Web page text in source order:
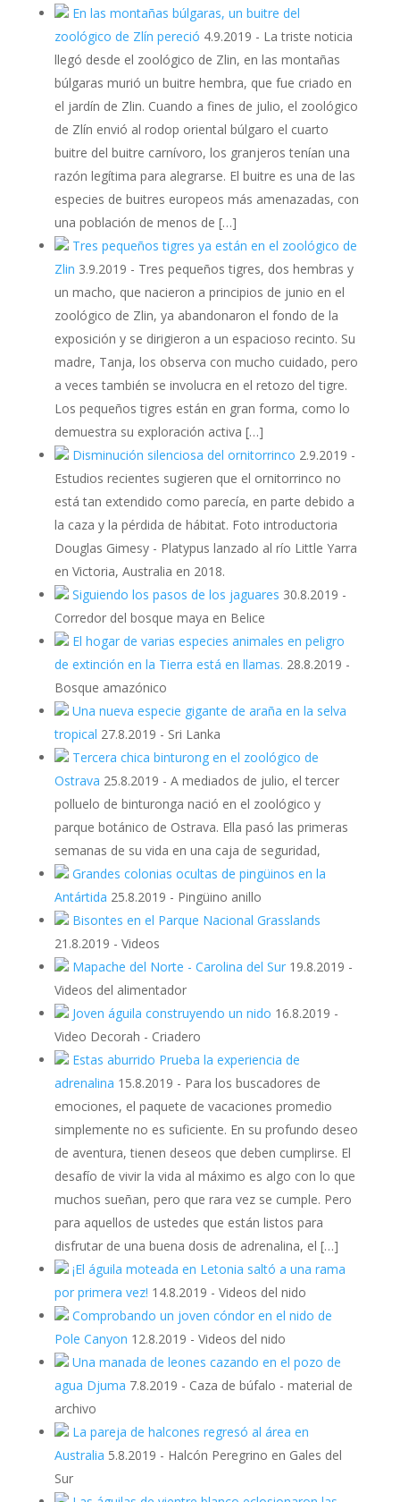
En las montañas búlgaras, un buitre del
zoológico de Zlín pereció 4.9.2019 - La triste noticia
llegó desde el zoológico de Zlin, en las montañas
búlgaras murió un buitre hembra, que fue criado en
el jardín de Zlin. Cuando a fines de julio, el zoológico
de Zlín envió al rodop oriental búlgaro el cuarto
buitre del buitre carnívoro, los granjeros tenían una
razón legítima para alegrarse. El buitre es una de las
especies de buitres europeos más amenazadas, con
una población de menos de […]
Tres pequeños tigres ya están en el zoológico de
Zlin 3.9.2019 - Tres pequeños tigres, dos hembras y
un macho, que nacieron a principios de junio en el
zoológico de Zlin, ya abandonaron el fondo de la
exposición y se dirigieron a un espacioso recinto. Su
madre, Tanja, los observa con mucho cuidado, pero
a veces también se involucra en el retozo del tigre.
Los pequeños tigres están en gran forma, como lo
demuestra su exploración activa […]
Disminución silenciosa del ornitorrinco 2.9.2019 -
Estudios recientes sugieren que el ornitorrinco no
está tan extendido como parecía, en parte debido a
la caza y la pérdida de hábitat. Foto introductoria
Douglas Gimesy - Platypus lanzado al río Little Yarra
en Victoria, Australia en 2018.
Siguiendo los pasos de los jaguares 30.8.2019 -
Corredor del bosque maya en Belice
El hogar de varias especies animales en peligro
de extinción en la Tierra está en llamas. 28.8.2019 -
Bosque amazónico
Una nueva especie gigante de araña en la selva
tropical 27.8.2019 - Sri Lanka
Tercera chica binturong en el zoológico de
Ostrava 25.8.2019 - A mediados de julio, el tercer
polluelo de binturonga nació en el zoológico y
parque botánico de Ostrava. Ella pasó las primeras
semanas de su vida en una caja de seguridad,
Grandes colonias ocultas de pingüinos en la
Antártida 25.8.2019 - Pingüino anillo
Bisontes en el Parque Nacional Grasslands
21.8.2019 - Videos
Mapache del Norte - Carolina del Sur 19.8.2019 -
Videos del alimentador
Joven águila construyendo un nido 16.8.2019 -
Video Decorah - Criadero
Estas aburrido Prueba la experiencia de
adrenalina 15.8.2019 - Para los buscadores de
emociones, el paquete de vacaciones promedio
simplemente no es suficiente. En su profundo deseo
de aventura, tienen deseos que deben cumplirse. El
desafío de vivir la vida al máximo es algo con lo que
muchos sueñan, pero que rara vez se cumple. Pero
para aquellos de ustedes que están listos para
disfrutar de una buena dosis de adrenalina, el […]
¡El águila moteada en Letonia saltó a una rama
por primera vez! 14.8.2019 - Videos del nido
Comprobando un joven cóndor en el nido de
Pole Canyon 12.8.2019 - Videos del nido
Una manada de leones cazando en el pozo de
agua Djuma 7.8.2019 - Caza de búfalo - material de
archivo
La pareja de halcones regresó al área en
Australia 5.8.2019 - Halcón Peregrino en Gales del
Sur